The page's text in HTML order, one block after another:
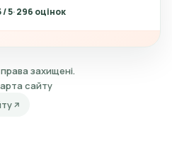
296
захищені.
сайту